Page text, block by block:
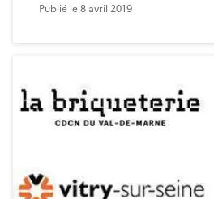
Publié le8 avril 2019